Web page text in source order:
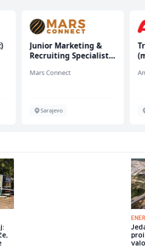
Junior Marketing &
Recruiting Specialist
Mars Connect
Sarajevo